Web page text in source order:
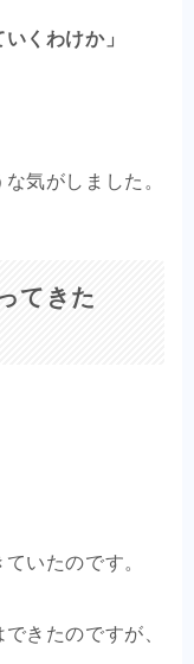
くわけか」
気がしました。
てきた
いたのです。
きたのですが、